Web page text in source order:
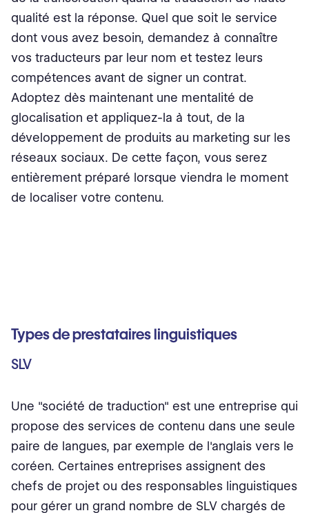
qualité est la réponse. Quel que soit le service
dont vous avez besoin, demandez à connaître
vos traducteurs par leur nom et testez leurs
compétences avant de signer un contrat.
Adoptez dès maintenant une mentalité de
glocalisation et appliquez-la à tout, de la
développement de produits au marketing sur les
réseaux sociaux. De cette façon, vous serez
entièrement préparé lorsque viendra le moment
de localiser votre contenu.
Types de prestataires linguistiques
SLV
Une "société de traduction" est une entreprise qui
propose des services de contenu dans une seule
paire de langues, par exemple de l'anglais vers le
coréen. Certaines entreprises assignent des
chefs de projet ou des responsables linguistiques
pour gérer un grand nombre de SLV chargés de